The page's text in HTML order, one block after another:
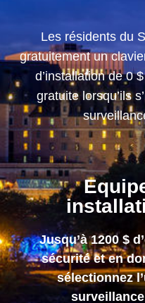
Les résidents du
gratuitement un
d’installation de 0
gratuite lorsqu’ils
Jusqu’à 1200 $
sécurité et en
sélectionnez